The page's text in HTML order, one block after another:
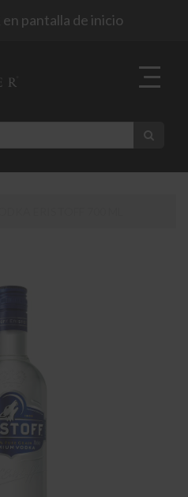
en pantalla de inicio